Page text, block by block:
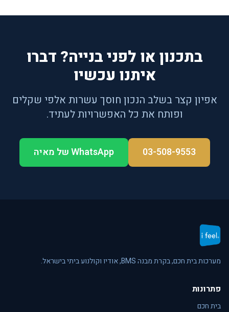
בתכנון או לפני בנייה? דברו
איתנו עכשיו
אפיון קצר בשלב הנכון חוסך עשרות אלפי שקלים
ופותח את כל האפשרויות לעתיד.
03-508-9553 WhatsApp של מאיה
מערכות בית חכם, בקרת מבנה BMS, אודיו וקולנוע ביתי בישראל.
פתרונות
בית חכם